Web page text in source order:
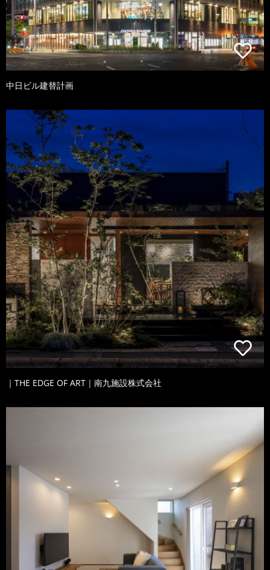
中日ビル建替計画
｜THE EDGE OF ART｜南九施設株式会社